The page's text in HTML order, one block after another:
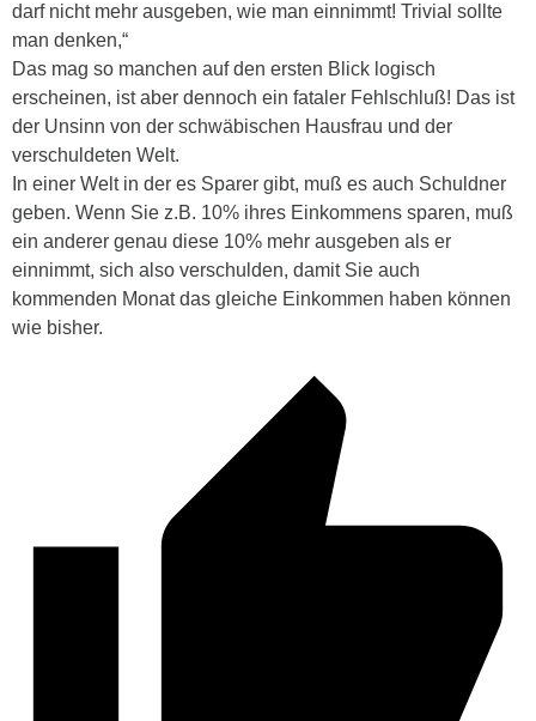
darf nicht mehr ausgeben, wie man einnimmt! Trivial sollte
man denken,“
Das mag so manchen auf den ersten Blick logisch
erscheinen, ist aber dennoch ein fataler Fehlschluß! Das ist
der Unsinn von der schwäbischen Hausfrau und der
verschuldeten Welt.
In einer Welt in der es Sparer gibt, muß es auch Schuldner
geben. Wenn Sie z.B. 10% ihres Einkommens sparen, muß
ein anderer genau diese 10% mehr ausgeben als er
einnimmt, sich also verschulden, damit Sie auch
kommenden Monat das gleiche Einkommen haben können
wie bisher.